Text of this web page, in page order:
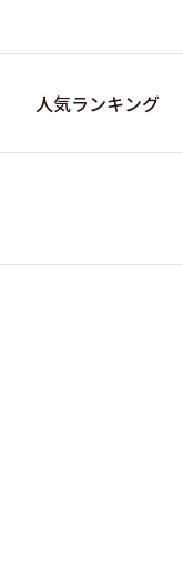
人気ランキング